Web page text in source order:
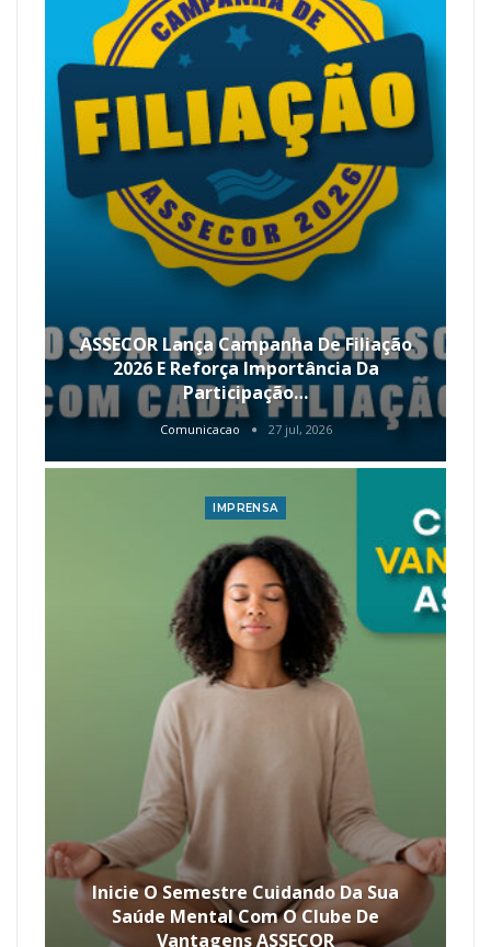
ASSECOR Lança Campanha De Filiação
2026 E Reforça Importância Da
Participação…
Comunicacao 27 jul, 2026
IMPRENSA
Inicie O Semestre Cuidando Da Sua
Saúde Mental Com O Clube De
Vantagens ASSECOR